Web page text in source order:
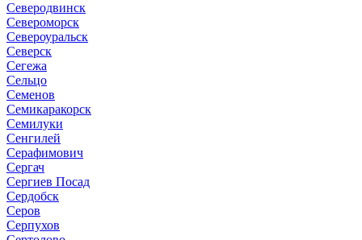
Северодвинск
Североморск
Североуральск
Северск
Сегежа
Сельцо
Семенов
Семикаракорск
Семилуки
Сенгилей
Серафимович
Сергач
Сергиев Посад
Сердобск
Серов
Серпухов